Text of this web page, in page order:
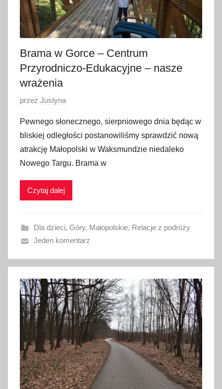
r
n
i
2
0
2
Brama w Gorce – Centrum
Przyrodniczo-Edukacyjne – nasze
wrażenia
O
u
b
l
i
w
n
o
9
s
i
e
i
a
2
przez Justyna
Pewnego słonecznego, sierpniowego dnia będąc w
bliskiej odległości postanowiliśmy sprawdzić nową
atrakcję Małopolski w Waksmundzie niedaleko
Nowego Targu. Brama w
Czytaj dalej
Dla dzieci, Góry, Małopolskie, Relacje z podróży
Jeden komentarz